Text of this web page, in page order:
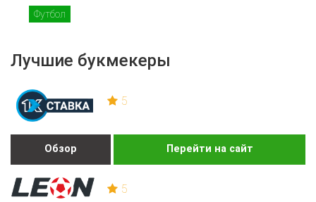
Лучшие букмекеры
5
Обзор Перейти на сайт
5
Футбол